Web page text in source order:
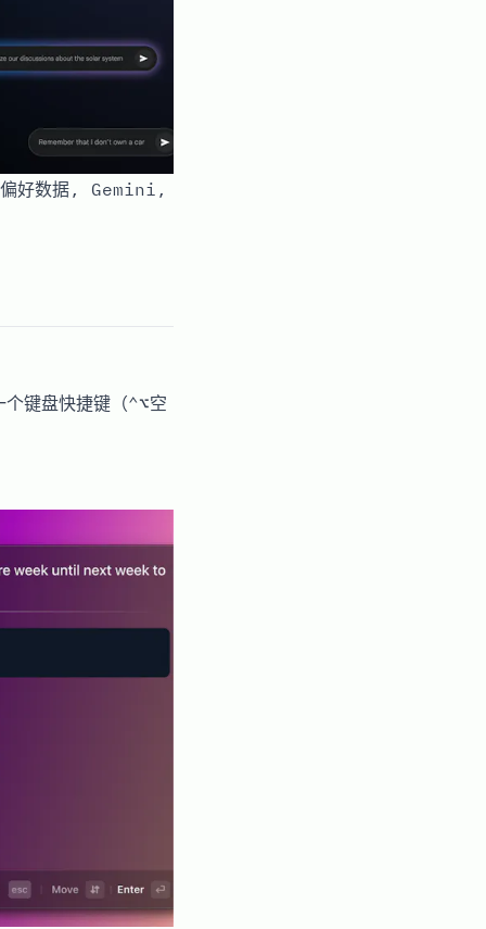
好数据, Gemini,
键盘快捷键（⌃⌥空